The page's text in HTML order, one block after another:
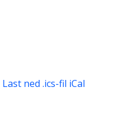
Last ned .ics-fil iCal